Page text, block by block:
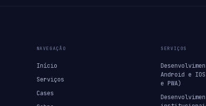
NAVEGAÇÃO
Início
Serviços
Cases
SERVIÇOS
Android e
e PWA)